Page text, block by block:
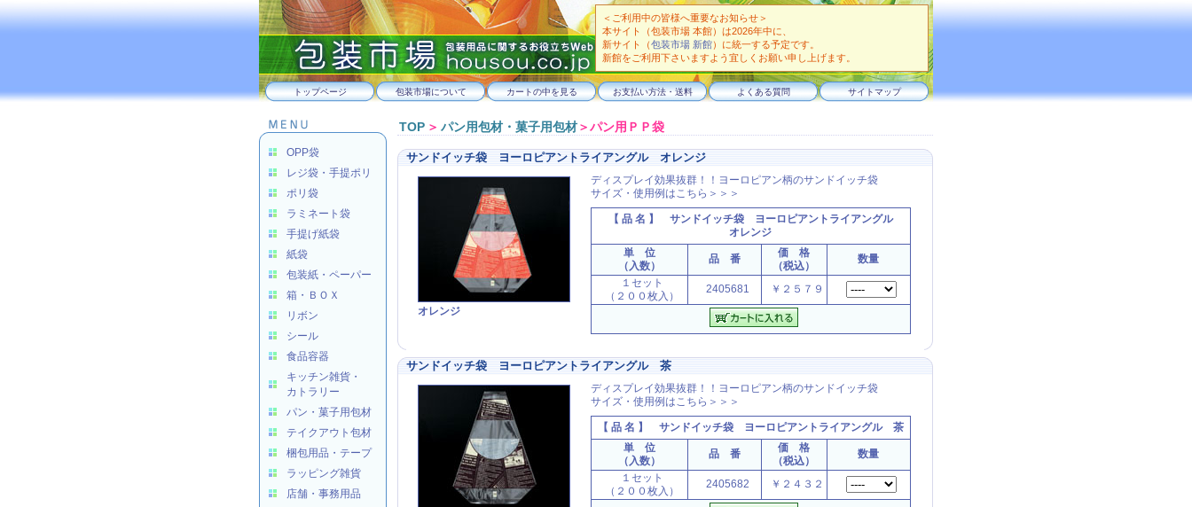
＜ご利用中の皆様へ重要なお知らせ＞
本サイト（包装市場 本館）は2026年中に、
新サイト（包装市場 新館）に統一する予定です。
新館をご利用下さいますよう宜しくお願い申し上げます。
トップページ 包装市場について カートの中を見る お支払い方法・送料 よくある質問 サイトマップ
OPP袋
レジ袋・手提ポリ
ポリ袋
ラミネート袋
手提げ紙袋
紙袋
包装紙・ペーパー
箱・ＢＯＸ
リボン
シール
食品容器
キッチン雑貨・
カトラリー
パン・菓子用包材
テイクアウト包材
梱包用品・テープ
ラッピング雑貨
店舗・事務用品
TOP ＞ パン用包材・菓子用包材＞パン用ＰＰ袋
サンドイッチ袋 ヨーロピアントライアングル オレンジ
オレンジ
ディスプレイ効果抜群！！ヨーロピアン柄のサンドイッチ袋
サイズ・使用例はこちら＞＞＞
【 品 名 】 サンドイッチ袋 ヨーロピアントライアングル
オレンジ
単 位
（入数）
品 番
価 格
（税込）
数量
１セット
（２００枚入）
2405681 ￥２５７９
サンドイッチ袋 ヨーロピアントライアングル 茶
ディスプレイ効果抜群！！ヨーロピアン柄のサンドイッチ袋
サイズ・使用例はこちら＞＞＞
【 品 名 】 サンドイッチ袋 ヨーロピアントライアングル 茶
単 位
（入数）
品 番
価 格
（税込）
数量
１セット
（２００枚入）
2405682 ￥２４３２